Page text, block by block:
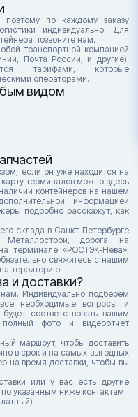
по каждому заказу
индивидуально. Для
позвоните нам.
транспортной компанией
Почта России, и другие).
тарифами, которые
операторами.
видом
если он уже находится на
терминалов можно здесь
контейнеров на нашем
информацией
подробно расскажут, как
склада в Санкт-Петербурге
дорога на
терминале «РОСТЭК-Нева»,
свяжитесь с нашим
территорию.
и доставки?
нам. Индивидуально подберем
необходимые вопросы и
соответствовать вашим
фото и видеоотчет
маршрут, чтобы доставить
в срок и на самых выгодных
на время доставки, чтобы вы
или у вас есть другие
указанным ниже контактам: